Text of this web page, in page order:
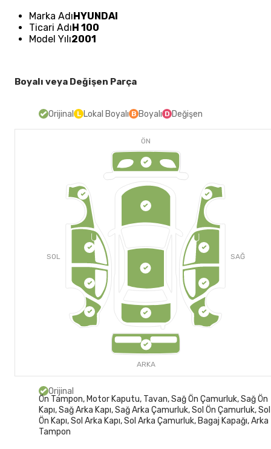
Marka AdıHYUNDAI
Ticari AdıH 100
Model Yılı2001
Boyalı veya Değişen Parça
Orijinal L Lokal Boyalı B Boyalı D Değişen
ÖN
SOL SAĞ
ARKA
Orijinal
Ön Tampon, Motor Kaputu, Tavan, Sağ Ön Çamurluk, Sağ Ön
Kapı, Sağ Arka Kapı, Sağ Arka Çamurluk, Sol Ön Çamurluk, Sol
Ön Kapı, Sol Arka Kapı, Sol Arka Çamurluk, Bagaj Kapağı, Arka
Tampon